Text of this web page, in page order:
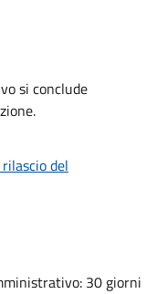
si conclude
del
30 giorni